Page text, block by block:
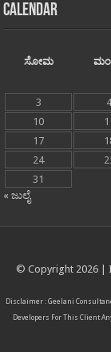
Calendar
ಸೋಮ
3
10
17
24
31
« ಜುಲೈ
© Copyright 2026 |
Disclaimer : Geelani
Developers For This Client